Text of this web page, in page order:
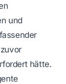
und
hätte.